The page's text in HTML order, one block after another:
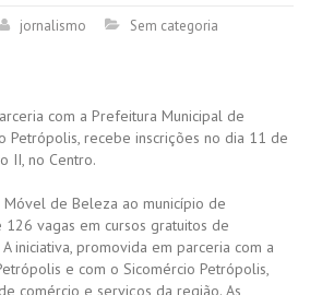
jornalismo Sem categoria
com a Prefeitura Municipal de
Petrópolis, recebe inscrições no dia 11 de
II, no Centro.
Móvel de Beleza ao município de
vagas em cursos gratuitos de
iniciativa, promovida em parceria com a
e com o Sicomércio Petrópolis,
comércio e serviços da região. As